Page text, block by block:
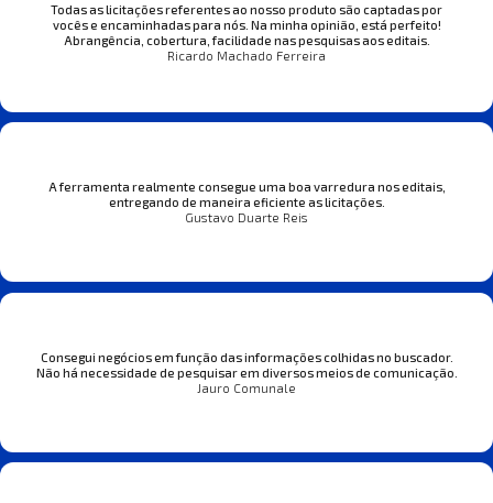
Todas as licitações referentes ao nosso produto são captadas por
vocês e encaminhadas para nós. Na minha opinião, está perfeito!
Abrangência, cobertura, facilidade nas pesquisas aos editais.
Ricardo Machado Ferreira
A ferramenta realmente consegue uma boa varredura nos editais,
entregando de maneira eficiente as licitações.
Gustavo Duarte Reis
Consegui negócios em função das informações colhidas no buscador.
Não há necessidade de pesquisar em diversos meios de comunicação.
Jauro Comunale